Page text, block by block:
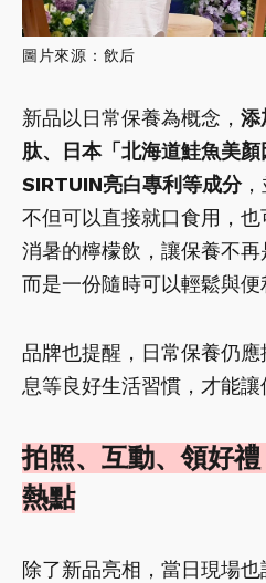
圖片來源：飲后
新品以日常保養為概念， 添
肽、日本「北海道鮭魚美
SIRTUIN亮白專利等成分，
不但可以直接就口食用，
消暑的檸檬飲，讓保養不再
而是一份隨時可以輕鬆與便
品牌也提醒，日常保養仍
息等良好生活習慣，才能讓
拍照、互動、領好
熱點
除了新品亮相，當日現場